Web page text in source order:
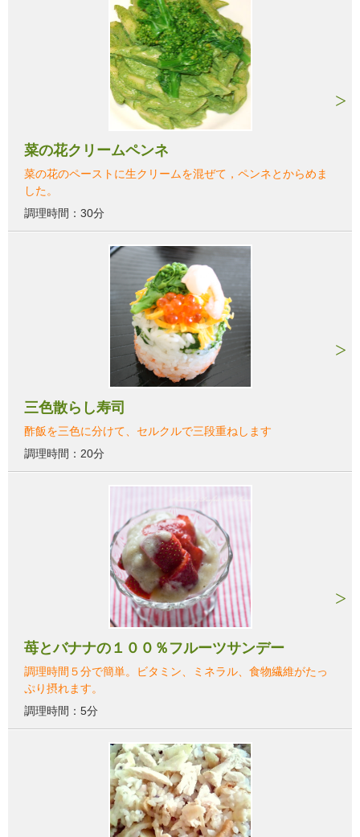
菜の花クリームペンネ
菜の花のペーストに生クリームを混ぜて，ペンネとからめま
した。
調理時間：30分
三色散らし寿司
酢飯を三色に分けて、セルクルで三段重ねします
調理時間：20分
苺とバナナの１００％フルーツサンデー
調理時間５分で簡単。ビタミン、ミネラル、食物繊維がたっ
ぷり摂れます。
調理時間：5分